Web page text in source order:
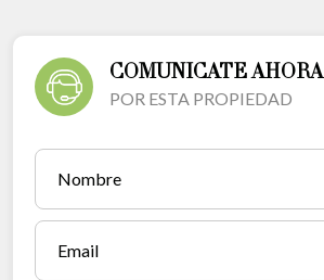
COMUNICATE AHORA
POR ESTA PROPIEDAD